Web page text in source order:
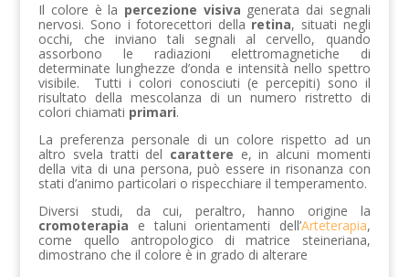
Il colore è la percezione visiva generata dai segnali
nervosi. Sono i fotorecettori dellaretina, situati negli
occhi, che inviano tali segnali al cervello, quando
assorbono le radiazioni elettromagnetiche di
determinate lunghezze d’onda e intensità nello spettro
visibile. Tutti i colori conosciuti (e percepiti) sono il
risultato della mescolanza di un numero ristretto di
colori chiamati primari.
La preferenza personale di un colore rispetto ad un
altro svela tratti del carattere e, in alcuni momenti
della vita di una persona, può essere in risonanza con
stati d’animo particolari o rispecchiare il temperamento.
Diversi studi, da cui, peraltro, hanno origine la
cromoterapia e taluni orientamenti dell’Arteterapia,
come quello antropologico di matrice steineriana,
dimostrano che il colore è in grado di alterare